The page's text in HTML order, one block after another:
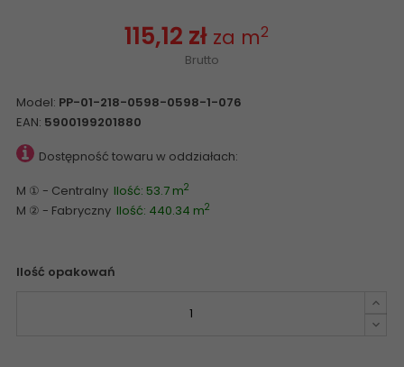
115,12 zł za m2
Brutto
Model: PP-01-218-0598-0598-1-076
EAN: 5900199201880
Dostępność towaru w oddziałach:
M ① - Centralny Ilość: 53.7 m2
M ② - Fabryczny Ilość: 440.34 m2
Ilość opakowań